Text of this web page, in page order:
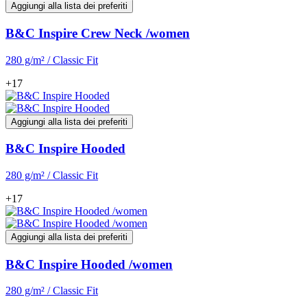
Aggiungi alla lista dei preferiti
B&C Inspire Crew Neck /women
280 g/m² / Classic Fit
+17
Aggiungi alla lista dei preferiti
B&C Inspire Hooded
280 g/m² / Classic Fit
+17
Aggiungi alla lista dei preferiti
B&C Inspire Hooded /women
280 g/m² / Classic Fit